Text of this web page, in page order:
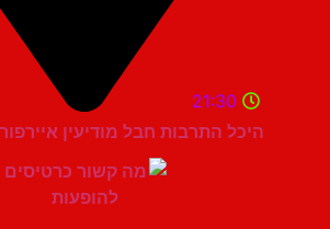
היכל התרבות חבל מודיעין איירפורט סיטי
21:30